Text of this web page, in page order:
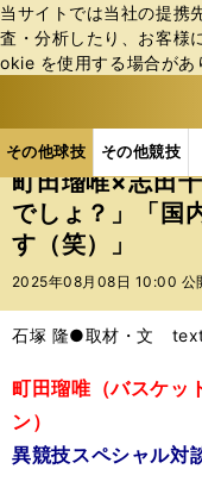
当サイトでは当社の提携
査・分析したり、お客様
okie を使⽤する場合があ
その他球技 その他競技
ス
ポ
ル
テ
ー
バ
その他球技の記
町田瑠唯×志田
でしょ？」「国
す（笑）」
2025年08月08日 10:00 公
石塚 隆●取材・文
町田瑠唯（バスケッ
ン）
異競技スペシャル対